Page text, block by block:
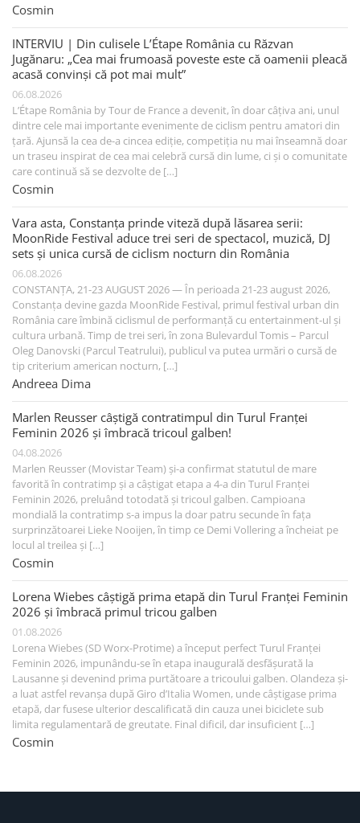
Cosmin
INTERVIU | Din culisele L’Étape România cu Răzvan
Jugănaru: „Cea mai frumoasă poveste este că oamenii pleacă
acasă convinși că pot mai mult”
06.08.2026
L’Étape România by Tour de France a devenit, în doar câțiva ani, unul
dintre cele mai importante evenimente de ciclism pentru amatori din
țară. Ajunsă la cea de-a cincea ediție, competiția nu mai înseamnă doar
un traseu inspirat de cea mai celebră cursă din lume, ci și o comunitate
care continuă să se dezvolte de […]
Cosmin
Vara asta, Constanța prinde viteză după lăsarea serii:
MoonRide Festival aduce trei seri de spectacol, muzică, DJ
sets și unica cursă de ciclism nocturn din România
06.08.2026
CONSTANȚA, 21-23 AUGUST 2026 — În perioada 21-23 august 2026,
Constanța devine gazda MoonRide Festival, primul festival urban din
România care îmbină ciclismul de performanță cu entertainment-ul și
cultura urbană. Timp de trei seri, în zona Bulevardul Tomis – Parcul
Oleg Danovski (Parcul Teatrului), publicul va putea urmări o cursă de
tip criterium american nocturn, […]
Andreea Dima
Marlen Reusser câștigă contratimpul din Turul Franței
Feminin 2026 și îmbracă tricoul galben!
04.08.2026
Marlen Reusser (Movistar Team) și-a confirmat statutul de mare
favorită în contratimp și a câștigat etapa a 4-a din Turul Franței
Feminin 2026, preluând totodată și tricoul galben. Campioana
mondială la contratimp s-a impus la doar patru secunde în fața
surprinzătoarei Lieke Nooijen, în timp ce Demi Vollering a încheiat pe
locul al treilea și […]
Cosmin
Lorena Wiebes câștigă prima etapă din Turul Franței Feminin
2026 și îmbracă primul tricou galben
01.08.2026
Lorena Wiebes (SD Worx-Protime) a început perfect Turul Franței
Feminin 2026, impunându-se în etapa inaugurală desfășurată la
Lausanne și devenind prima purtătoare a tricoului galben. Olandeza și-
a luat astfel revanșa după Giro d’Italia Women, unde câștigase prima
etapă, dar fusese ulterior descalificată din cauza unei biciclete sub
limita regulamentară de greutate. Final dificil, dar insuficient […]
Cosmin